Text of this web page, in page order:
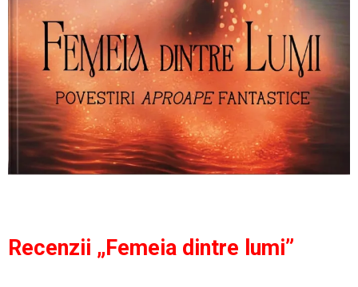
Recenzii „Femeia dintre lumi”